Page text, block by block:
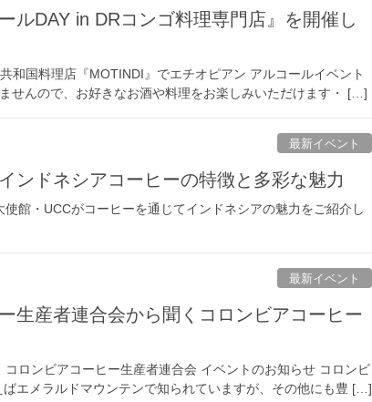
ルDAY in DRコンゴ料理専門店』を開催し
和国料理店『MOTINDI』でエチオピアン アルコールイベント
せんので、お好きなお酒や料理をお楽しみいただけます・ […]
最新イベント
ドネシアコーヒーの特徴と多彩な魅力
使館・UCCがコーヒーを通じてインドネシアの魅力をご紹介し
最新イベント
生産者連合会から聞くコロンビアコーヒー
ロンビアコーヒー生産者連合会 イベントのお知らせ コロンビ
エメラルドマウンテンで知られていますが、その他にも豊 […]